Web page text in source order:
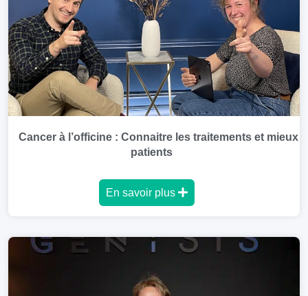
Cancer à l’officine : Connaitre les traitements et mieux
patients
En savoir plus